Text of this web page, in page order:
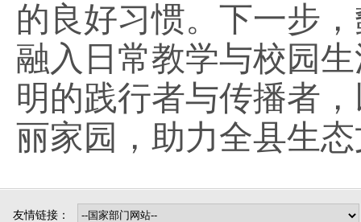
的良好习惯。下一步
融入日常教学与校园
明的践行者与传播者
丽家园，助力全县生
友情链接：